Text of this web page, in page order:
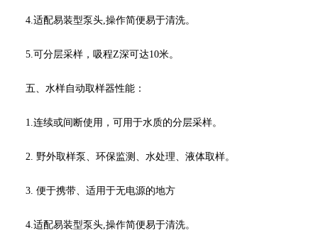
4.适配易装型泵头,操作简便易于清洗。
5.可分层采样，吸程Z深可达10米。
五、水样自动取样器性能：
1.连续或间断使用，可用于水质的分层采样。
2. 野外取样泵、环保监测、水处理、液体取样。
3. 便于携带、适用于无电源的地方
4.适配易装型泵头,操作简便易于清洗。